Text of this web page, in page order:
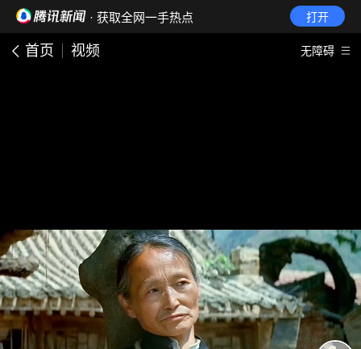
· 获取全网一手热点 打开
首页 视频 无障碍